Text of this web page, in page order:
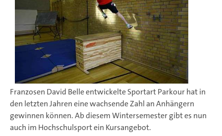
Franzosen David Belle entwickelte Sportart Parkour hat in
den letzten Jahren eine wachsende Zahl an Anhängern
gewinnen können. Ab diesem Wintersemester gibt es nun
auch im Hochschulsport ein Kursangebot.